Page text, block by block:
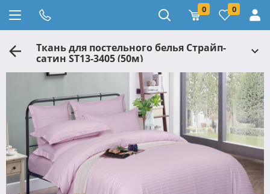
0 0
Ткань для постельного белья Страйп-
сатин ST13-3405 (50м)